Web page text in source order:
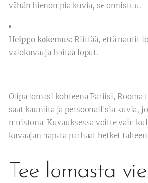
vähän hienompia kuvia, se onnistuu.
Helppo kokemus: Riittää, että nautit
valokuvaaja hoitaa loput.
Olipa lomasi kohteena Pariisi, Rooma
saat kauniita ja persoonallisia kuvia,
muistona. Kuvauksessa voitte vain
kuvaajan napata parhaat hetket talteen.
Tee lomasta